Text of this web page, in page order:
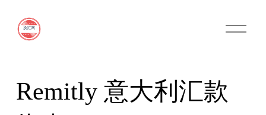
O
p
Remitly 意大利汇款